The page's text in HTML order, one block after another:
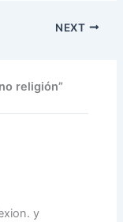
ar
NEXT
religión”
y